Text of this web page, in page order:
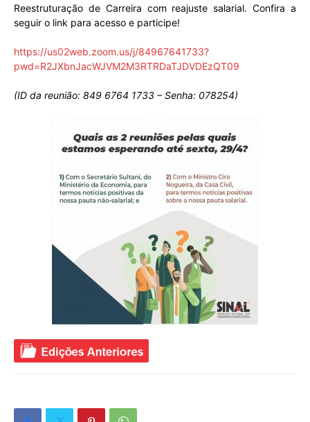
Reestruturação de Carreira com reajuste salarial. Confira a
seguir o link para acesso e participe!
https://us02web.zoom.us/j/84967641733?
pwd=R2JXbnJacWJVM2M3RTRDaTJDVDEzQT09
(ID da reunião: 849 6764 1733 – Senha: 078254)